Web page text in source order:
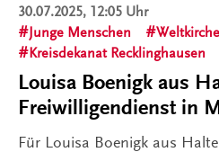
30.07.2025, 12:05 Uhr
Junge Menschen
Weltkirche
Kreisdekanat Recklinghausen
Louisa Boenigk aus
Freiwilligendienst in
Für Louisa Boenigk aus